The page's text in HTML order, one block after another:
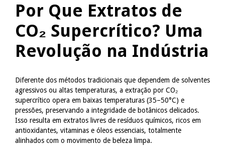
Por Que Extratos de
CO₂ Supercrítico? Uma
Revolução na Indústria
Diferente dos métodos tradicionais que dependem de solventes
agressivos ou altas temperaturas, a extração por CO₂
supercrítico opera em baixas temperaturas (35–50°C) e
pressões, preservando a integridade de botânicos delicados.
Isso resulta em extratos livres de resíduos químicos, ricos em
antioxidantes, vitaminas e óleos essenciais, totalmente
alinhados com o movimento de beleza limpa.